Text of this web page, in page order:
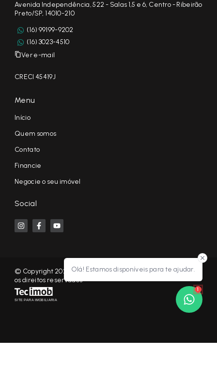
Olá! Estamos disponíveis para te ajudar.
1
Avenida Independência, 522 - Salas 1,5 e 6, Centro - Ribeirão
Preto/SP, 14010-210
(16) 99199-9202
(16) 3023-4510
Ver e-mail
CRECI 45419J
Menu
Início
Quem somos
Contato
Financie
Negocie o seu imóvel
Social
© Copyright 2026 - KF NEGÓCIOS IMOBILIÁRIOS RP - Todos
os direitos reservados
SITE PARA IMOBILIARIA